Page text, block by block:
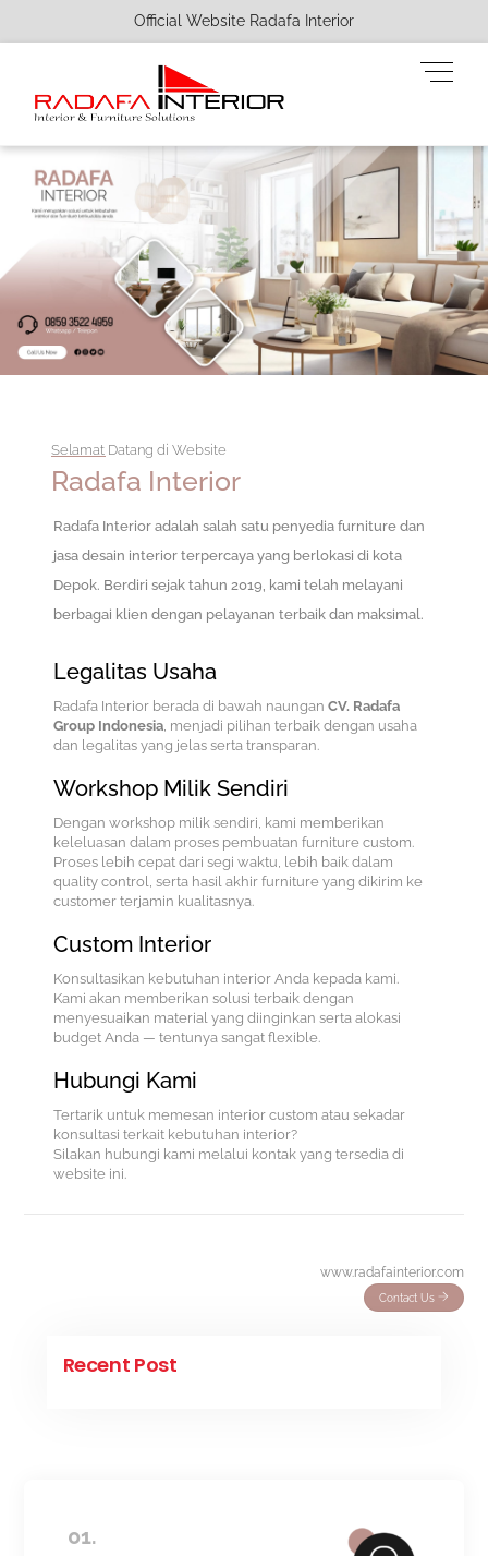
Official Website Radafa Interior
content
Selamat Datang di Website
Radafa Interior
Radafa Interior adalah salah satu penyedia furniture dan
jasa desain interior terpercaya yang berlokasi di kota
Depok. Berdiri sejak tahun 2019, kami telah melayani
berbagai klien dengan pelayanan terbaik dan maksimal.
Legalitas Usaha
Radafa Interior berada di bawah naunganCV. Radafa
Group Indonesia, menjadi pilihan terbaik dengan usaha
dan legalitas yang jelas serta transparan.
Workshop Milik Sendiri
Dengan workshop milik sendiri, kami memberikan
keleluasan dalam proses pembuatan furniture custom.
Proses lebih cepat dari segi waktu, lebih baik dalam
quality control, serta hasil akhir furniture yang dikirim ke
customer terjamin kualitasnya.
Custom Interior
Konsultasikan kebutuhan interior Anda kepada kami.
Kami akan memberikan solusi terbaik dengan
menyesuaikan material yang diinginkan serta alokasi
budget Anda — tentunya sangat flexible.
Hubungi Kami
Tertarik untuk memesan interior custom atau sekadar
konsultasi terkait kebutuhan interior?
Silakan hubungi kami melalui kontak yang tersedia di
website ini.
www.radafainterior.com
Contact Us
Recent Post
01.